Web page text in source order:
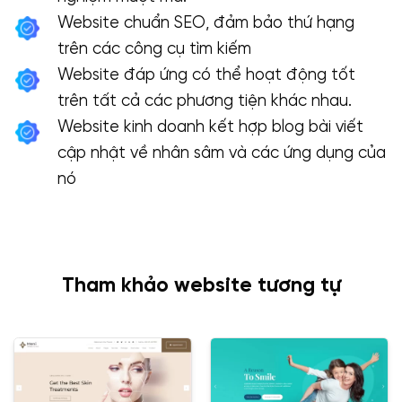
Website chuẩn SEO, đảm bảo thứ hạng
trên các công cụ tìm kiếm
Website đáp ứng có thể hoạt động tốt
trên tất cả các phương tiện khác nhau.
Website kinh doanh kết hợp blog bài viết
cập nhật về nhân sâm và các ứng dụng của
nó
Tham khảo website tương tự